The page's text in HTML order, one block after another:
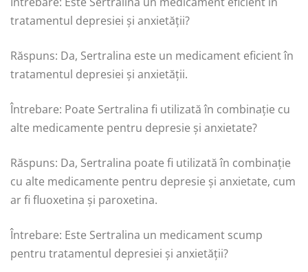
tratamentul depresiei și anxietății?
Răspuns: Da, Sertralina este un medicament eficient în
tratamentul depresiei și anxietății.
Întrebare: Poate Sertralina fi utilizată în combinație cu
alte medicamente pentru depresie și anxietate?
Răspuns: Da, Sertralina poate fi utilizată în combinație
cu alte medicamente pentru depresie și anxietate, cum
ar fi fluoxetina și paroxetina.
Întrebare: Este Sertralina un medicament scump
pentru tratamentul depresiei și anxietății?